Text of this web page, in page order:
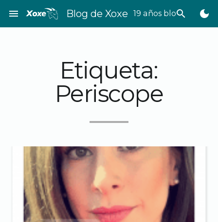
contenido
menu Blog de Xoxe 19 años bloggeando
search dark_mode
Etiqueta:
Periscope